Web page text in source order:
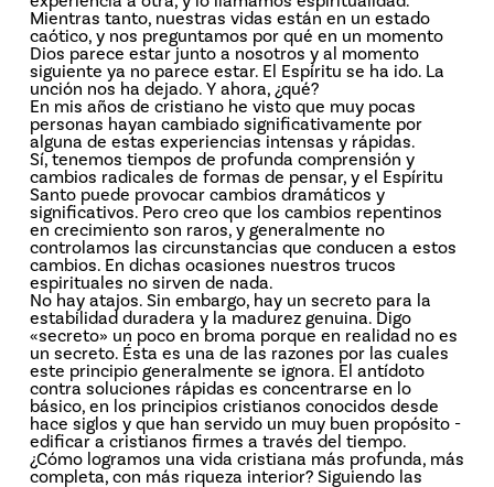
Mientras tanto, nuestras vidas están en un estado
caótico, y nos preguntamos por qué en un momento
Dios parece estar junto a nosotros y al momento
siguiente ya no parece estar. El Espíritu se ha ido. La
unción nos ha dejado. Y ahora, ¿qué?
En mis años de cristiano he visto que muy pocas
personas hayan cambiado significativamente por
alguna de estas experiencias intensas y rápidas.
Sí, tenemos tiempos de profunda comprensión y
cambios radicales de formas de pensar, y el Espíritu
Santo puede provocar cambios dramáticos y
significativos. Pero creo que los cambios repentinos
en crecimiento son raros, y generalmente no
controlamos las circunstancias que conducen a estos
cambios. En dichas ocasiones nuestros trucos
espirituales no sirven de nada.
No hay atajos. Sin embargo, hay un secreto para la
estabilidad duradera y la madurez genuina. Digo
«secreto» un poco en broma porque en realidad no es
un secreto. Ésta es una de las razones por las cuales
este principio generalmente se ignora. El antídoto
contra soluciones rápidas es concentrarse en lo
básico, en los principios cristianos conocidos desde
hace siglos y que han servido un muy buen propósito ­
edificar a cristianos firmes a través del tiempo.
¿Cómo logramos una vida cristiana más profunda, más
completa, con más riqueza interior? Siguiendo las